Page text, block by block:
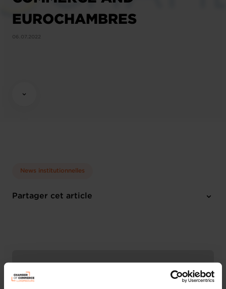
EUROCHAMBRES
06.07.2022
News institutionnelles
Partager cet article